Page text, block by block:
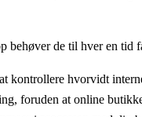
behøver de til hver en
kontrollere hvorvidt
foruden at online